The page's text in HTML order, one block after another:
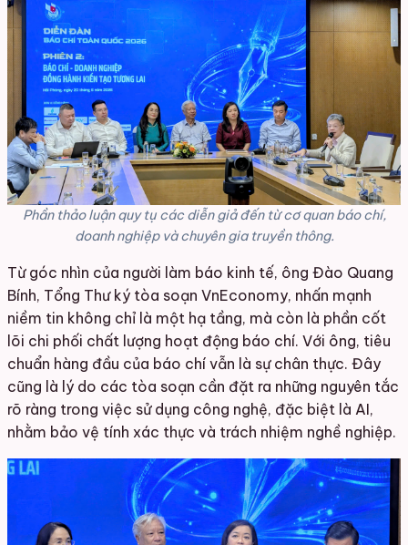
Phần thảo luận quy tụ các diễn giả đến từ cơ quan báo chí,
doanh nghiệp và chuyên gia truyền thông.
Từ góc nhìn của người làm báo kinh tế, ông Đào Quang
Bính, Tổng Thư ký tòa soạn VnEconomy, nhấn mạnh
niềm tin không chỉ là một hạ tầng, mà còn là phần cốt
lõi chi phối chất lượng hoạt động báo chí. Với ông, tiêu
chuẩn hàng đầu của báo chí vẫn là sự chân thực. Đây
cũng là lý do các tòa soạn cần đặt ra những nguyên tắc
rõ ràng trong việc sử dụng công nghệ, đặc biệt là AI,
nhằm bảo vệ tính xác thực và trách nhiệm nghề nghiệp.